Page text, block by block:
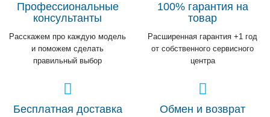
Профессиональные
консультанты
Расскажем про каждую модель
и поможем сделать
правильный выбор
100% гарантия на
товар
Расширенная гарантия +1 год
от собственного сервисного
центра
Бесплатная доставка Обмен и возврат